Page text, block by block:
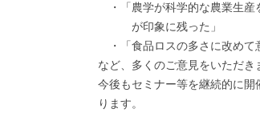
・「農学が科学的な農業生
が印象に残った」
・「食品ロスの多さに改めて
など、多くのご意見をいただき
今後もセミナー等を継続的に
ります。